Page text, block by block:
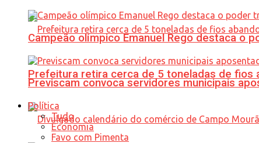
Prefeitura retira cerca de 5 toneladas de fios
Campeão olímpico Emanuel Rego destaca o
Previscam convoca servidores municipais
Política
Tudo
Economia
Favo com Pimenta